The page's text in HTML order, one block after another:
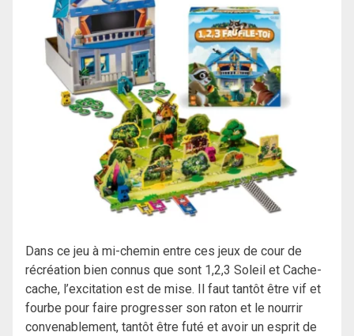
Dans ce jeu à mi-chemin entre ces jeux de cour de
récréation bien connus que sont 1,2,3 Soleil et Cache-
cache, l’excitation est de mise. Il faut tantôt être vif et
fourbe pour faire progresser son raton et le nourrir
convenablement, tantôt être futé et avoir un esprit de